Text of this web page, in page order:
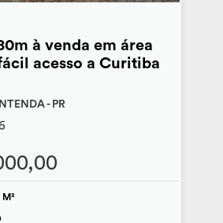
à venda em área
acesso a Curitiba
- PR
M²